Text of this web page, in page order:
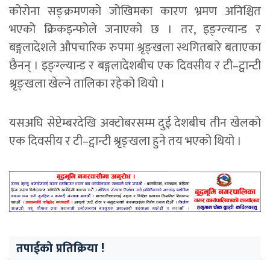
कोरोना सङ्क्रमणकाे जोखिमका कारण भ्रमण अनिश्चित
भएको क्रिकइन्फोले जनाएको छ । तर, इङ्ग्ल्यान्ड र
बङ्गलादेशले औपचारिक रुपमा श्रृङ्खला स्थगितबारे बताएका
छैनन् । इङ्ग्ल्यान्ड र बङ्गलादेशबीच एक दिवसीय र टी–ट्वान्टी
श्रृङ्खला खेल्ने तालिका रहेको थियो ।
यसअघि सेप्टेम्बरदेखि अक्टोबरसम्म दुई देशबीच तीन खेलको
एक दिवसीय र टी–ट्वान्टी श्रृङ्खला हुने तय भएको थियो ।
तपाईको प्रतिक्रिया !